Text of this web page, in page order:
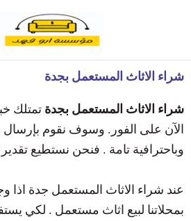
شراء الاثاث المستعمل بجدة
شراء الاثاث المستعمل بجدة تمتلك
الآن على الفور. وسوف نقوم
وباحترافية تامة . فنحن نستطيع
عند شراء الاثاث المستعمل جدة
بمحلاتنا لبيع اثاث مستعمل . لكي